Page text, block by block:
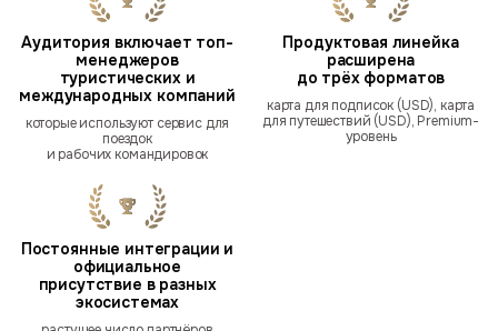
Аудитория включает топ-
менеджеров
туристических и
международных компаний
которые используют сервис для
поездок
и рабочих командировок
Продуктовая линейка
расширена
до трёх форматов
карта для подписок (USD), карта
для путешествий (USD), Premium-
уровень
Постоянные интеграции и
официальное
присутствие в разных
экосистемах